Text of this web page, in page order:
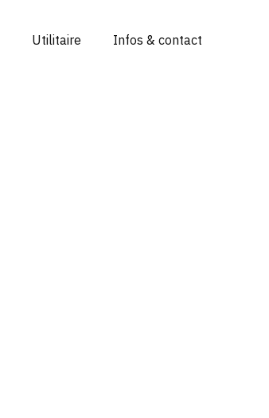
Utilitaire Infos & contact